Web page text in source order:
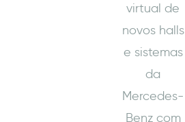
virtual de
novos halls
e sistemas
da
Mercedes-
Benz com